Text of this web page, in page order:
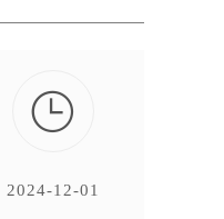

2024-12-01